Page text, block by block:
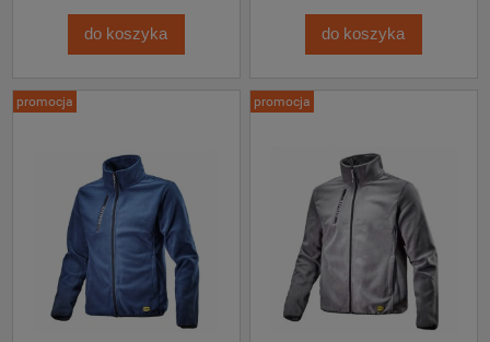
do koszyka do koszyka
promocja promocja